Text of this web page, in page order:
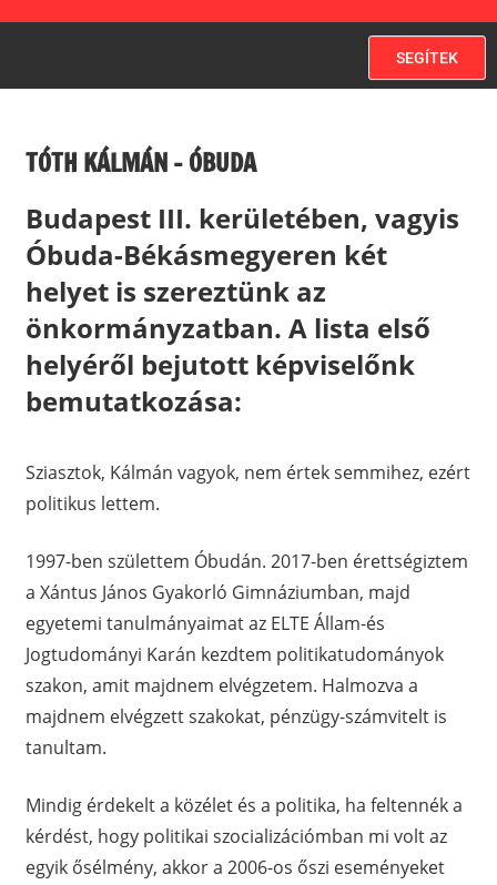
SEGÍTEK
TÓTH KÁLMÁN – ÓBUDA
Budapest III. kerületében, vagyis
Óbuda-Békásmegyeren két
helyet is szereztünk az
önkormányzatban. A lista első
helyéről bejutott képviselőnk
bemutatkozása:
Sziasztok, Kálmán vagyok, nem értek semmihez, ezért
politikus lettem.
1997-ben születtem Óbudán. 2017-ben érettségiztem
a Xántus János Gyakorló Gimnáziumban, majd
egyetemi tanulmányaimat az ELTE Állam-és
Jogtudományi Karán kezdtem politikatudományok
szakon, amit majdnem elvégzetem. Halmozva a
majdnem elvégzett szakokat, pénzügy-számvitelt is
tanultam.
Mindig érdekelt a közélet és a politika, ha feltennék a
kérdést, hogy politikai szocializációmban mi volt az
egyik ősélmény, akkor a 2006-os őszi eseményeket